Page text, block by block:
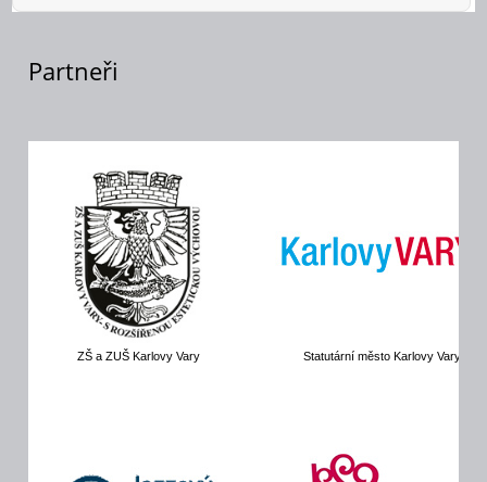
Partneři
ZŠ a ZUŠ Karlovy Vary Statutární město Karlovy Vary